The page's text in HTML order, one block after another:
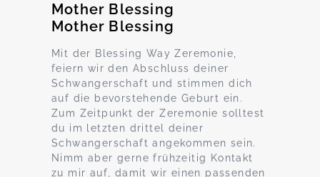
Mother Blessing
Mother Blessing
Mit der Blessing Way Zeremonie,
feiern wir den Abschluss deiner
Schwangerschaft und stimmen dich
auf die bevorstehende Geburt ein.
Zum Zeitpunkt der Zeremonie solltest
du im letzten drittel deiner
Schwangerschaft angekommen sein.
Nimm aber gerne frühzeitig Kontakt
zu mir auf, damit wir einen passenden